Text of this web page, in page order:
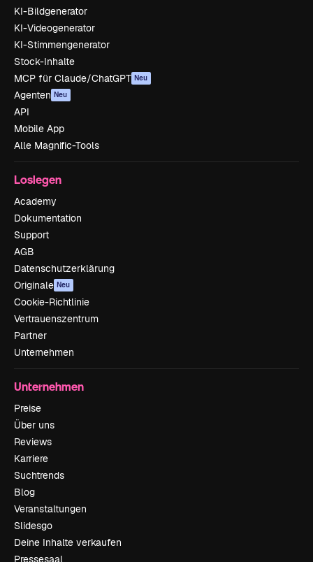
KI-Bildgenerator
KI-Videogenerator
KI-Stimmengenerator
Stock-Inhalte
MCP für Claude/ChatGPT Neu
Agenten Neu
API
Mobile App
Alle Magnific-Tools
Loslegen
Academy
Dokumentation
Support
AGB
Datenschutzerklärung
Originale Neu
Cookie-Richtlinie
Vertrauenszentrum
Partner
Unternehmen
Unternehmen
Preise
Über uns
Reviews
Karriere
Suchtrends
Blog
Veranstaltungen
Slidesgo
Deine Inhalte verkaufen
Pressesaal